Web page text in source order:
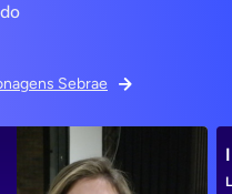
Sebrae